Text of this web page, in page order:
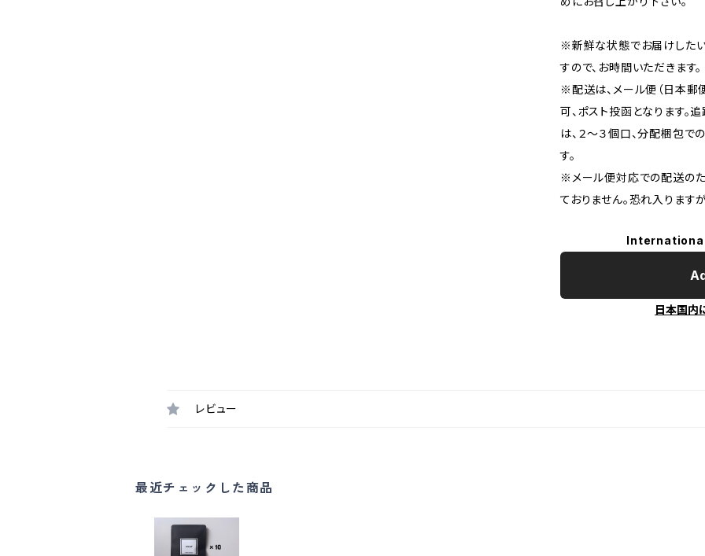
※新鮮な状態でお届けした
すので、お時間いただきます。
※配送は、メール便（日本郵
可、ポスト投函となります。
は、２〜３個口、分配梱包
す。
※メール便対応での配送のた
ておりません。恐れ入ります
日本国内
レビュー
最近チェックした商品